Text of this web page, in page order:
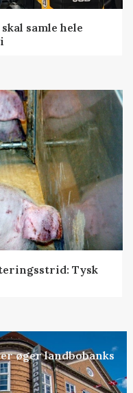
samle hele
Tysk
øger landbobanks